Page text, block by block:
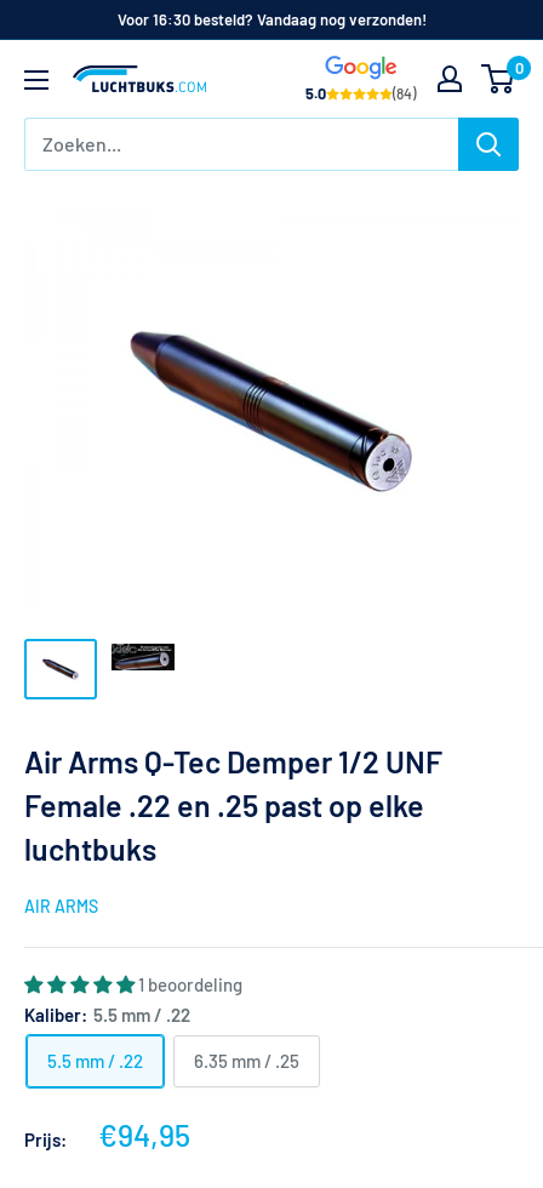
inhoud
Voor 16:30 besteld? Vandaag nog verzonden!
Luchtbuks.com
5.0 (84)
0
Air Arms Q-Tec Demper 1/2 UNF
Female .22 en .25 past op elke
luchtbuks
AIR ARMS
1 beoordeling
Kaliber: 5.5 mm / .22
5.5 mm / .22 6.35 mm / .25
Prijs: Actieprijs
€94,95